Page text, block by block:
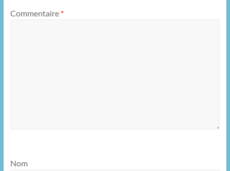
Commentaire *
Nom